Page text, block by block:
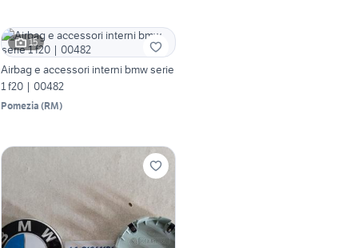
15
Airbag e accessori interni bmw serie
1 f20 | 00482
Pomezia (RM)